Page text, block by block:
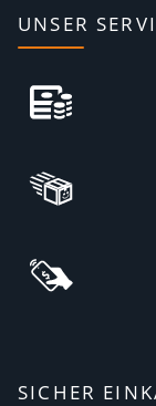
UNSER
SICHER